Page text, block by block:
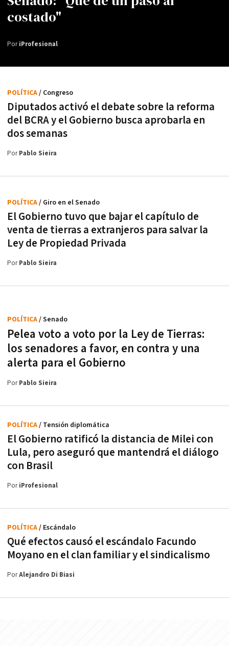
costado"
PoriProfesional
Diputados activó el debate sobre la reforma
del BCRA y el Gobierno busca aprobarla en
dos semanas
POLÍTICA/ Congreso
PorPablo Sieira
El Gobierno tuvo que bajar el capítulo de
venta de tierras a extranjeros para salvar la
Ley de Propiedad Privada
POLÍTICA/ Giro en el Senado
PorPablo Sieira
Pelea voto a voto por la Ley de Tierras:
los senadores a favor, en contra y una
alerta para el Gobierno
POLÍTICA/ Senado
PorPablo Sieira
El Gobierno ratificó la distancia de Milei con
Lula, pero aseguró que mantendrá el diálogo
con Brasil
POLÍTICA/ Tensión diplomática
PoriProfesional
Qué efectos causó el escándalo Facundo
Moyano en el clan familiar y el sindicalismo
POLÍTICA/ Escándalo
PorAlejandro Di Biasi